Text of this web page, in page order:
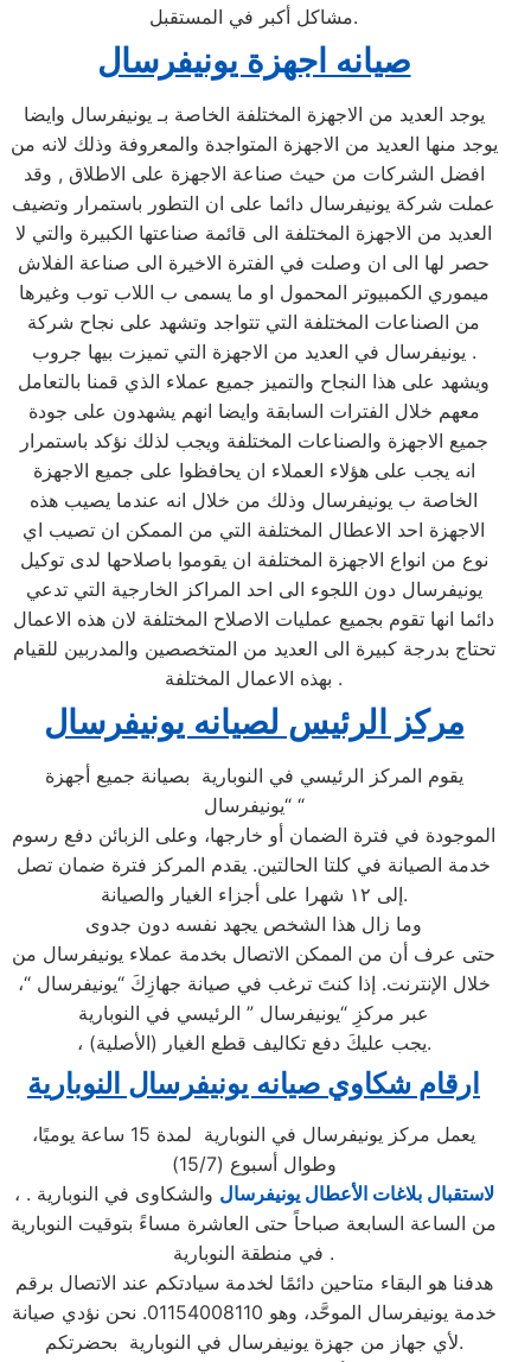
مشاكل أكبر في المستقبل.
صيانه اجهزة يونيفرسال
يوجد العديد من الاجهزة المختلفة الخاصة بـ يونيفرسال وايضا
يوجد منها العديد من الاجهزة المتواجدة والمعروفة وذلك لانه من
افضل الشركات من حيث صناعة الاجهزة على الاطلاق , وقد
عملت شركة يونيفرسال دائما على ان التطور باستمرار وتضيف
العديد من الاجهزة المختلفة الى قائمة صناعتها الكبيرة والتي لا
حصر لها الى ان وصلت في الفترة الاخيرة الى صناعة الفلاش
ميموري الكمبيوتر المحمول او ما يسمى ب اللاب توب وغيرها
من الصناعات المختلفة التي تتواجد وتشهد على نجاح شركة
يونيفرسال في العديد من الاجهزة التي تميزت بيها جروب .
ويشهد على هذا النجاح والتميز جميع عملاء الذي قمنا بالتعامل
معهم خلال الفترات السابقة وايضا انهم يشهدون على جودة
جميع الاجهزة والصناعات المختلفة ويجب لذلك نؤكد باستمرار
انه يجب على هؤلاء العملاء ان يحافظوا على جميع الاجهزة
الخاصة ب يونيفرسال وذلك من خلال انه عندما يصيب هذه
الاجهزة احد الاعطال المختلفة التي من الممكن ان تصيب اي
نوع من انواع الاجهزة المختلفة ان يقوموا باصلاحها لدى توكيل
يونيفرسال دون اللجوء الى احد المراكز الخارجية التي تدعي
دائما انها تقوم بجميع عمليات الاصلاح المختلفة لان هذه الاعمال
تحتاج بدرجة كبيرة الى العديد من المتخصصين والمدربين للقيام
بهذه الاعمال المختلفة .
مركز الرئيس لصيانه يونيفرسال
يقوم المركز الرئيسي في النوبارية بصيانة جميع أجهزة
“يونيفرسال “
الموجودة في فترة الضمان أو خارجها، وعلى الزبائن دفع رسوم
خدمة الصيانة في كلتا الحالتين. يقدم المركز فترة ضمان تصل
إلى ١٢ شهرا على أجزاء الغيار والصيانة.
وما زال هذا الشخص يجهد نفسه دون جدوى
حتى عرف أن من الممكن الاتصال بخدمة عملاء يونيفرسال من
خلال الإنترنت. إذا كنتَ ترغب في صيانة جهازِكَ “يونيفرسال “،
عبر مركزِ “يونيفرسال ” الرئيسي في النوبارية
، يجب عليكَ دفع تكاليف قطع الغيار (الأصلية).
ارقام شكاوي صيانه يونيفرسال النوبارية
يعمل مركز يونيفرسال في النوبارية لمدة 15 ساعة يوميًا،
وطوال أسبوع (15/7)
،
لاستقبال بلاغات الأعطال يونيفرسال والشكاوى في النوبارية .
من الساعة السابعة صباحاً حتى العاشرة مساءً بتوقيت النوبارية
في منطقة النوبارية .
هدفنا هو البقاء متاحين دائمًا لخدمة سيادتكم عند الاتصال برقم
خدمة يونيفرسال الموحَّد، وهو 01154008110. نحن نؤدي صيانة
لأي جهاز من جهزة يونيفرسال في النوبارية بحضرتكم.